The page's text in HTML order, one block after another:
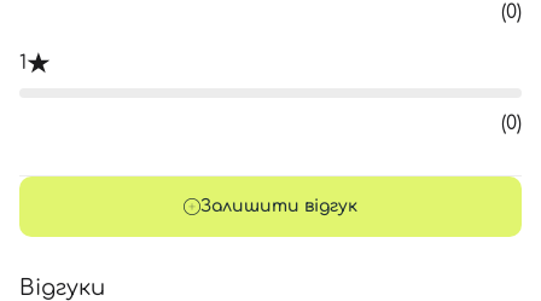
(0)
1
(0)
Залишити відгук
Відгуки